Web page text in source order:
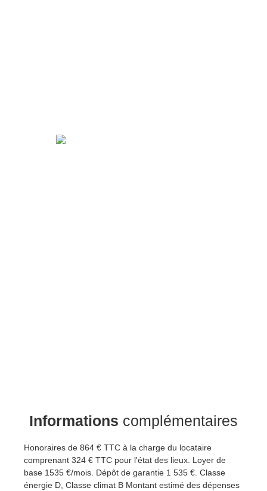
Informations complémentaires
Honoraires de 864 € TTC à la charge du locataire
comprenant 324 € TTC pour l'état des lieux. Loyer de
base 1535 €/mois. Dépôt de garantie 1 535 €. Classe
énergie D, Classe climat B Montant estimé des dépenses